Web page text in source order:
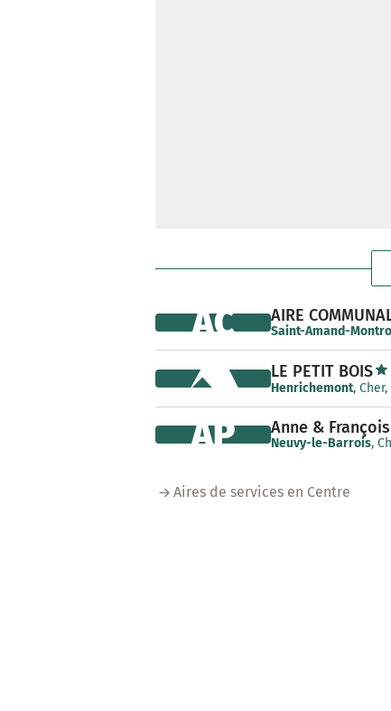
AIRE
Saint-Amand-
AC
LE PETIT BOIS
Henrichemont,
Anne & François
Neuvy-le-Barrois,
AP
Aires de services en Centre